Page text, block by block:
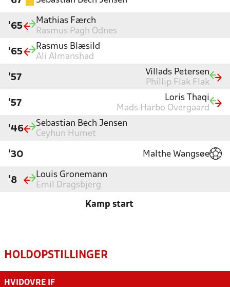
'65
Mathias Færch
Rasmus Pagh Odnes
'65
Rasmus Blæsild
Ali Almanshad
'57
Villads Petersen
Phillip Flak Flak
'57
Loris Thaqi
Mads Harbo Overgaard
'46
Sebastian Bech Jensen
Ceyhun Humet
'30 Malthe Wangsøe
'8
Louis Gronemann
Emil Dragsbjerg
Kamp start
HOLDOPSTILLINGER
HVIDOVRE IF